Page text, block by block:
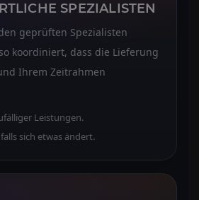
SPEZIALISTEN
geprüften Spezialisten
koordiniert, dass die Lieferung
Ihrem Zeitrahmen
Leistungen.
sich etwas ändert.